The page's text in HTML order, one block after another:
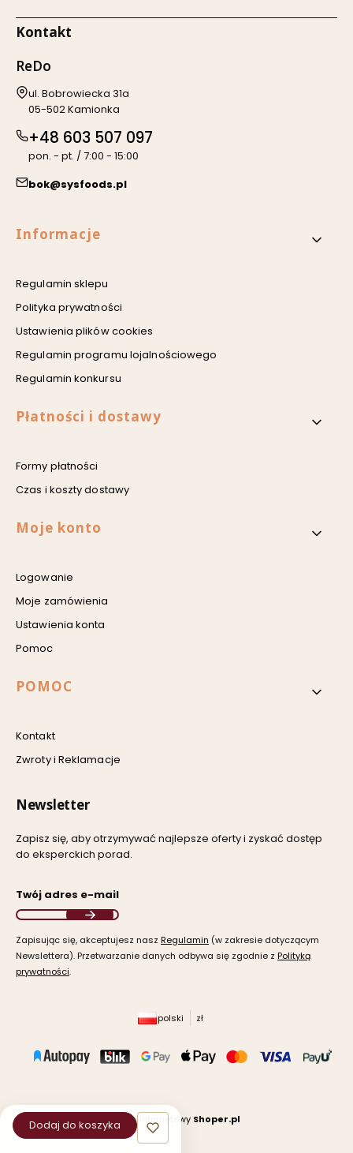
Kontakt
ReDo
Adres:
ul. Bobrowiecka 31a
05-502 Kamionka
+48 603 507 097
pon. - pt. / 7:00 - 15:00
bok@sysfoods.pl
Linki w stopce
Informacje
Regulamin sklepu
Polityka prywatności
Ustawienia plików cookies
Regulamin programu lojalnościowego
Regulamin konkursu
Płatności i dostawy
Formy płatności
Czas i koszty dostawy
Moje konto
Logowanie
Moje zamówienia
Ustawienia konta
Pomoc
POMOC
Kontakt
Zwroty i Reklamacje
Newsletter
Zapisz się, aby otrzymywać najlepsze oferty i zyskać dostęp
do eksperckich porad.
Twój adres e-mail
Zapisując się, akceptujesz nasz ​ Regulamin ​​​ (w zakresie dotyczącym
Newslettera). Przetwarzanie danych odbywa się zgodnie z ​ Polityką
prywatności​​​.
polski zł
Sklep internetowy Shoper.pl
Dodaj do koszyka